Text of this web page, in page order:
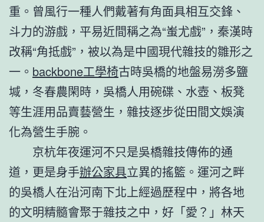
重。曾風行一種人們戴著有角面具相互交鋒、
斗力的游戲，平易近間稱之為“蚩尤戲”，秦漢時
改稱“角抵戲”，被以為是中國現代雜技的雛形之
一。 backbone工學椅古時吳橋的地盤易澇多鹽
堿，冬春農閑時，吳橋人用碗碟、水壺、板凳
等生涯用品賣藝營生，雜技逐步從田間文娛演
化為營生手腕。
京杭年夜運河不只是吳橋雜技傳佈的通
道，更是身手辦公家具立異的搖籃。運河之畔
的吳橋人在沿河南下北上經過歷程中，將各地
的文明精髓會聚于雜技之中，好「愛？」林天